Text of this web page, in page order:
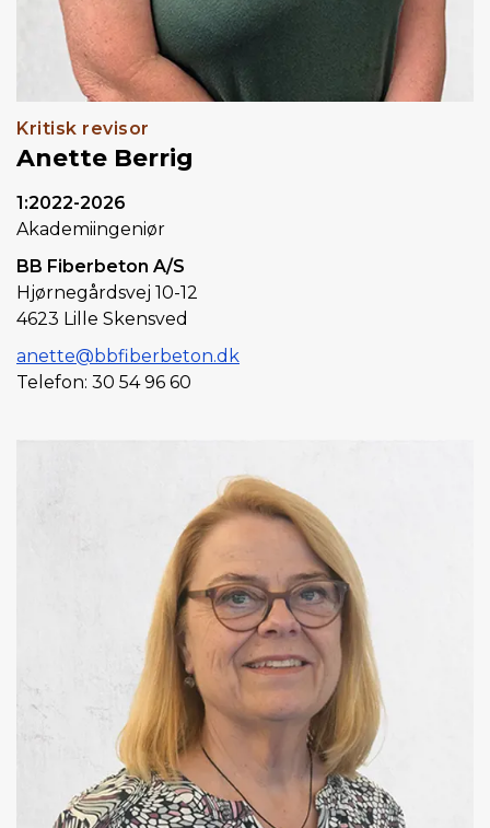
Kritisk revisor
Anette Berrig
1:2022-2026
Akademiingeniør
BB Fiberbeton A/S
Hjørnegårdsvej 10-12
4623 Lille Skensved
anette@bbfiberbeton.dk
Telefon: 30 54 96 60